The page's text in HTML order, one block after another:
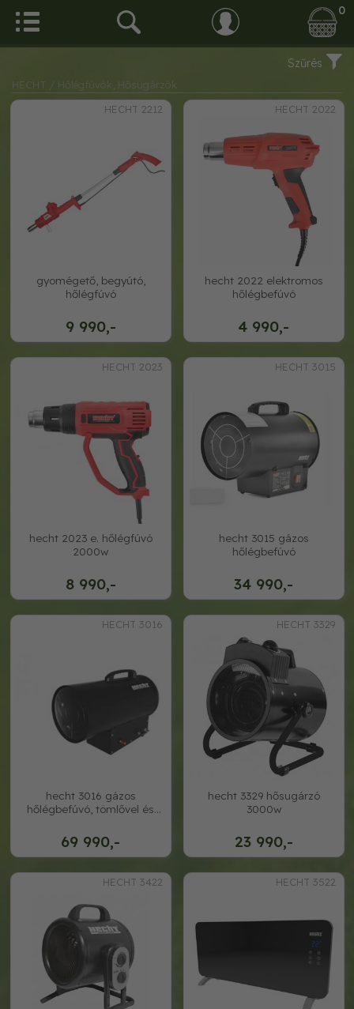
0
Szűrés
HECHT
/ Hőlégfúvók, Hősugárzók
HECHT 2212
9 990,-
gyomégető, begyútó,
hőlégfúvó
HECHT 2022
4 990,-
hecht 2022 elektromos
hőlégbefúvó
HECHT 2023
8 990,-
hecht 2023 e. hőlégfúvó
2000w
HECHT 3015
34 990,-
hecht 3015 gázos
hőlégbefúvó
HECHT 3016
69 990,-
hecht 3016 gázos
hőlégbefúvó, tömlővel és
HECHT 3329
23 990,-
hecht 3329 hősugárzó
3000w
HECHT 3422 HECHT 3522